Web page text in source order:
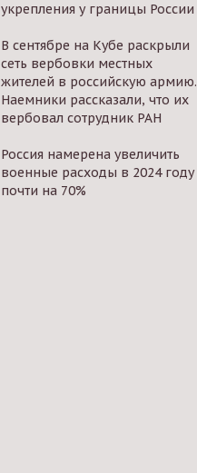
укрепления у границы России
В сентябре на Кубе раскрыли
сеть вербовки местных
жителей в российскую армию.
Наемники рассказали, что их
вербовал сотрудник РАН
Россия намерена увеличить
военные расходы в 2024 году
почти на 70%